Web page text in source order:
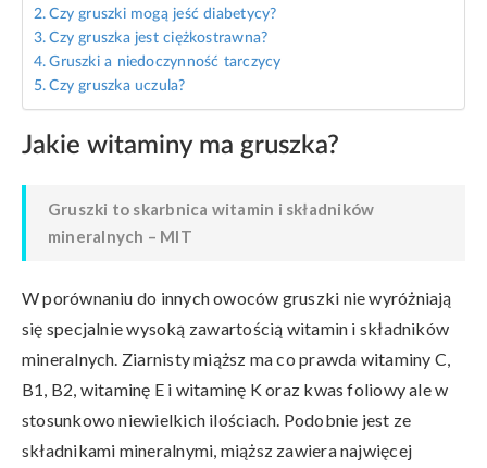
Czy gruszki mogą jeść diabetycy?
Czy gruszka jest ciężkostrawna?
Gruszki a niedoczynność tarczycy
Czy gruszka uczula?
Jakie witaminy ma gruszka?
Gruszki to skarbnica witamin i składników
mineralnych – MIT
W porównaniu do innych owoców gruszki nie wyróżniają
się specjalnie wysoką zawartością witamin i składników
mineralnych. Ziarnisty miąższ ma co prawda witaminy C,
B1, B2, witaminę E i witaminę K oraz kwas foliowy ale w
stosunkowo niewielkich ilościach. Podobnie jest ze
składnikami mineralnymi, miąższ zawiera najwięcej